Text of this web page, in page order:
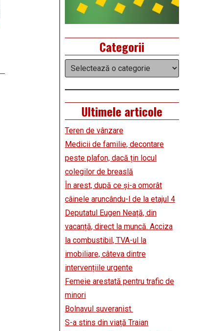
Categorii
Categorii
Ultimele articole
Teren de vânzare
Medicii de familie, decontare
peste plafon, dacă țin locul
colegilor de breaslă
În arest, după ce și-a omorât
câinele aruncându-l de la etajul 4
Deputatul Eugen Neață, din
vacanță, direct la muncă. Acciza
la combustibil, TVA-ul la
imobiliare, câteva dintre
intervențiile urgente
Femeie arestată pentru trafic de
minori
Bolnavul suveranist
S-a stins din viață Traian